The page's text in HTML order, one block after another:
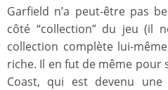
Garfield n’a peut-être pas
côté “collection” du jeu (il
collection complète lui-
riche. Il en fut de même pour
Coast, qui est devenu